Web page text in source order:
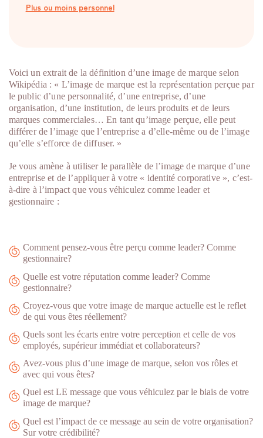
Plus ou moins personnel
Voici un extrait de la définition d’une image de marque selon
Wikipédia : « L’image de marque est la représentation perçue par
le public d’une personnalité, d’une entreprise, d’une
organisation, d’une institution, de leurs produits et de leurs
marques commerciales… En tant qu’image perçue, elle peut
différer de l’image que l’entreprise a d’elle-même ou de l’image
qu’elle s’efforce de diffuser. »
Je vous amène à utiliser le parallèle de l’image de marque d’une
entreprise et de l’appliquer à votre « identité corporative », c’est-
à-dire à l’impact que vous véhiculez comme leader et
gestionnaire :
Comment pensez-vous être perçu comme leader? Comme
gestionnaire?
Quelle est votre réputation comme leader? Comme
gestionnaire?
Croyez-vous que votre image de marque actuelle est le reflet
de qui vous êtes réellement?
Quels sont les écarts entre votre perception et celle de vos
employés, supérieur immédiat et collaborateurs?
Avez-vous plus d’une image de marque, selon vos rôles et
avec qui vous êtes?
Quel est LE message que vous véhiculez par le biais de votre
image de marque?
Quel est l’impact de ce message au sein de votre organisation?
Sur votre crédibilité?